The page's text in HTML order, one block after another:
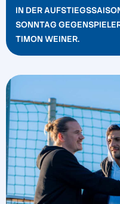
IN DER
SONNTAG
TIMON WEINER.